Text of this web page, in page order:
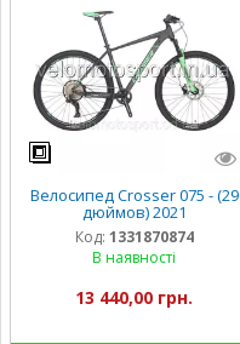
Велосипед Crosser 075 - (29
дюймов) 2021
Код: 1331870874
В наявності
13 440,00 грн.